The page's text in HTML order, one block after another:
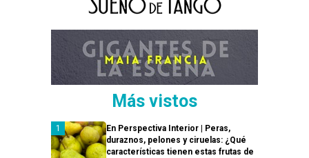
Más vistos
En Perspectiva Interior | Peras,
duraznos, pelones y ciruelas: ¿Qué
características tienen estas frutas de